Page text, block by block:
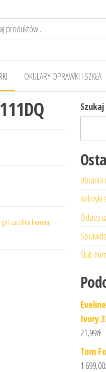
OKULARY OPRAWKI I SZKŁA
carolina herrera,
Szukaj
Ubrania
Odzież
Ślub
Ivory
21,99zł
Tom
1 699,00